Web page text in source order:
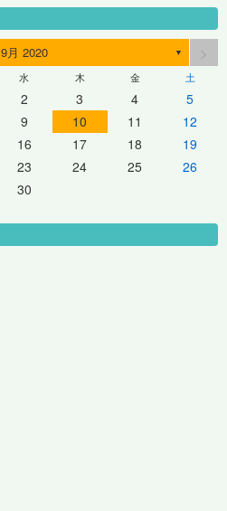
9月 2020 ▼
水 木 金 土
2 3 4
5
9 10 11
12
16 17 18
19
23 24 25
26
30